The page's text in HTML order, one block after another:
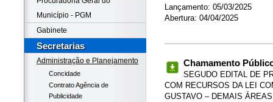
Município - PGM
Gabinete
Secretarias
Administração e Planejamento
Concidade
Contrato Agência de
Publicidade
Lançamento: 05/03/2025
Abertura: 04/04/2025
Chamamento
SEGUDO EDITAL DE
COM RECURSOS DA LEI
GUSTAVO – DEMAIS ÁREAS